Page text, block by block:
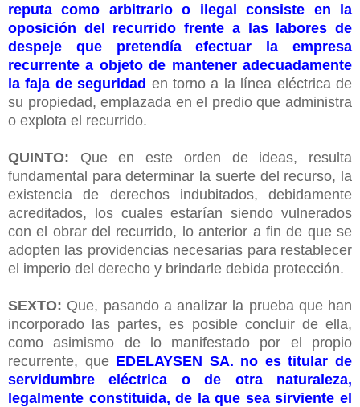
reputa como arbitrario o ilegal consiste en la
oposición del recurrido frente a las labores de
despeje que pretendía efectuar la empresa
recurrente a objeto de mantener adecuadamente
la faja de seguridad en torno a la línea eléctrica de
su propiedad, emplazada en el predio que administra
o explota el recurrido.
QUINTO: Que en este orden de ideas, resulta
fundamental para determinar la suerte del recurso, la
existencia de derechos indubitados, debidamente
acreditados, los cuales estarían siendo vulnerados
con el obrar del recurrido, lo anterior a fin de que se
adopten las providencias necesarias para restablecer
el imperio del derecho y brindarle debida protección.
SEXTO: Que, pasando a analizar la prueba que han
incorporado las partes, es posible concluir de ella,
como asimismo de lo manifestado por el propio
recurrente, que EDELAYSEN SA. no es titular de
servidumbre eléctrica o de otra naturaleza,
legalmente constituida, de la que sea sirviente el